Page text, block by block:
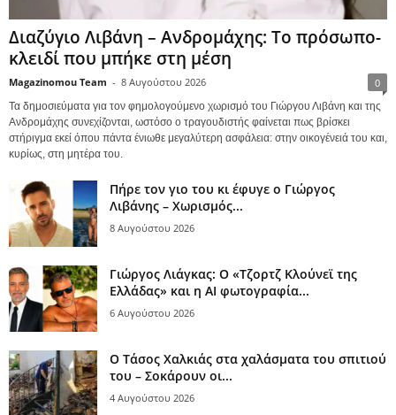
Διαζύγιο Λιβάνη – Ανδρομάχης: Το πρόσωπο-
κλειδί που μπήκε στη μέση
Magazinomou Team - 8 Αυγούστου 2026 0
Τα δημοσιεύματα για τον φημολογούμενο χωρισμό του Γιώργου Λιβάνη και της
Ανδρομάχης συνεχίζονται, ωστόσο ο τραγουδιστής φαίνεται πως βρίσκει
στήριγμα εκεί όπου πάντα ένιωθε μεγαλύτερη ασφάλεια: στην οικογένειά του και,
κυρίως, στη μητέρα του.
Πήρε τον γιο του κι έφυγε ο Γιώργος
Λιβάνης – Χωρισμός...
8 Αυγούστου 2026
Γιώργος Λιάγκας: Ο «Τζορτζ Κλούνεϊ της
Ελλάδας» και η AI φωτογραφία...
6 Αυγούστου 2026
Ο Τάσος Χαλκιάς στα χαλάσματα του σπιτιού
του – Σοκάρουν οι...
4 Αυγούστου 2026